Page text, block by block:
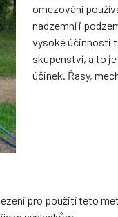
omezování
nadzemní i
vysoké účinnosti
skupenství, a to
účinek. Řasy,
pro použití této